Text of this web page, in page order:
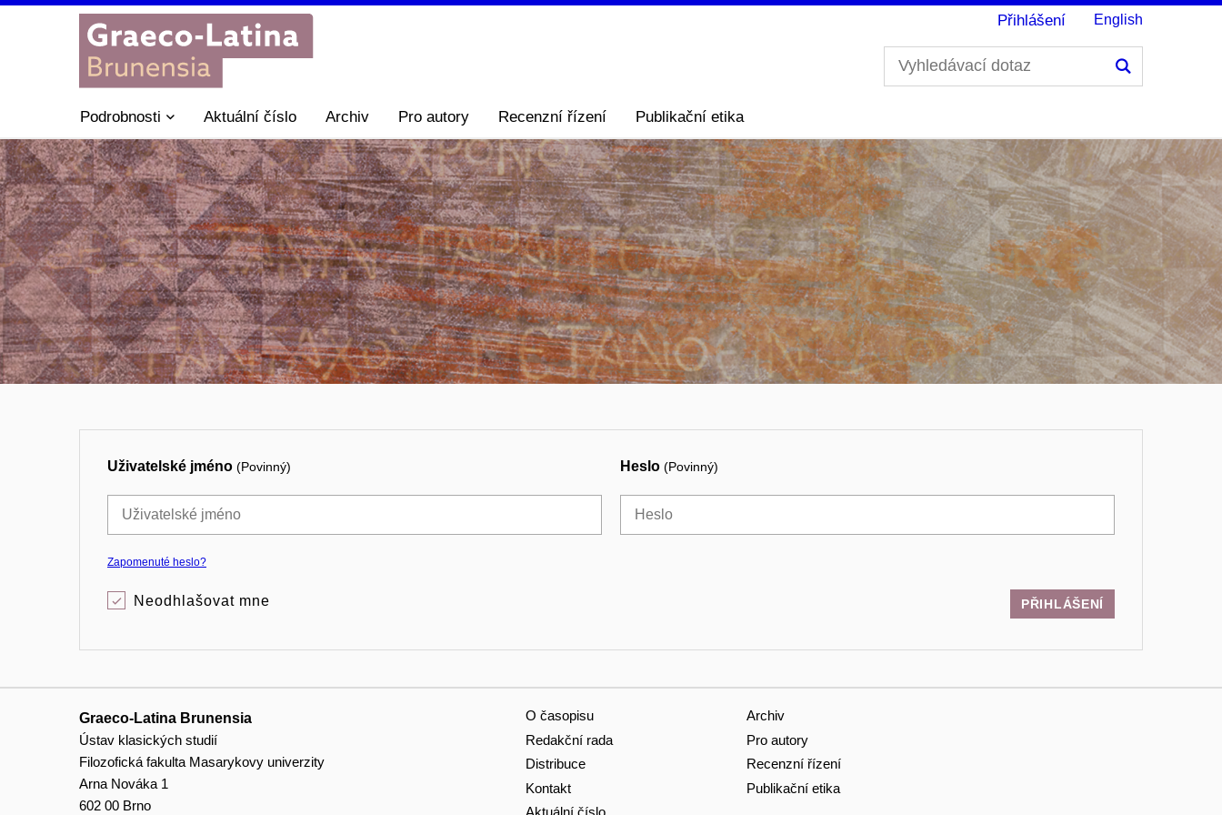
Přihlášení English
Podrobnosti Aktuální číslo Archiv Pro autory Recenzní řízení Publikační etika
Uživatelské jméno (Povinný) Heslo (Povinný)
Zapomenuté heslo?
Neodhlašovat mne PŘIHLÁŠENÍ
Graeco-Latina Brunensia
Ústav klasických studií
Filozofická fakulta Masarykovy univerzity
Arna Nováka 1
602 00 Brno
O časopisu
Redakční rada
Distribuce
Kontakt
Aktuální číslo
Archiv
Pro autory
Recenzní řízení
Publikační etika